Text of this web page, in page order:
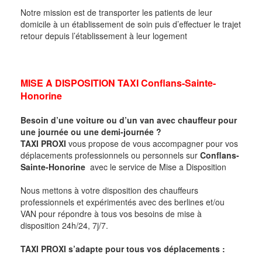
Notre mission est de transporter les patients de leur
domicile à un établissement de soin puis d’effectuer le trajet
retour depuis l’établissement à leur logement
MISE A DISPOSITION TAXI Conflans-Sainte-
Honorine
Besoin d’une voiture ou d’un van avec chauffeur pour
une journée ou une demi-journée ?
TAXI PROXI vous propose de vous accompagner pour vos
déplacements professionnels ou personnels sur Conflans-
Sainte-Honorine avec le service de Mise a Disposition
Nous mettons à votre disposition des chauffeurs
professionnels et expérimentés avec des berlines et/ou
VAN pour répondre à tous vos besoins de mise à
disposition 24h/24, 7j/7.
TAXI PROXI s’adapte pour tous vos déplacements :